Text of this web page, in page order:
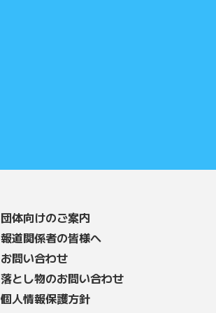
団体向けのご案内
報道関係者の皆様へ
お問い合わせ
落とし物のお問い合わせ
個人情報保護方針